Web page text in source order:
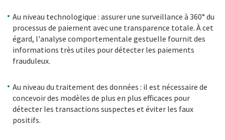
Au niveau technologique : assurer une surveillance à 360° du
processus de paiement avec une transparence totale. À cet
égard, l'analyse comportementale gestuelle fournit des
informations très utiles pour détecter les paiements
frauduleux.
Au niveau du traitement des données : il est nécessaire de
concevoir des modèles de plus en plus efficaces pour
détecter les transactions suspectes et éviter les faux
positifs.